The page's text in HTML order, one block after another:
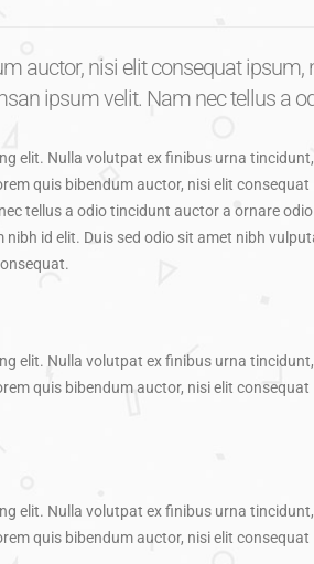
auctor, nisi elit consequat
ipsum velit. Nam nec tellus a
elit. Nulla volutpat ex finibus urna
quis bibendum auctor, nisi elit
tellus a odio tincidunt auctor a ornare
id elit. Duis sed odio sit amet nibh
elit. Nulla volutpat ex finibus urna
quis bibendum auctor, nisi elit
elit. Nulla volutpat ex finibus urna
quis bibendum auctor, nisi elit